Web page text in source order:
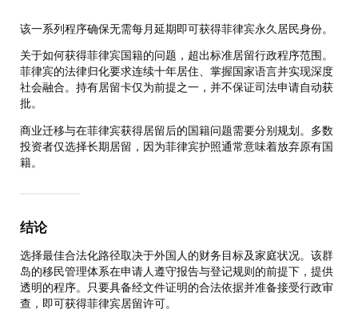
该一系列程序确保无需每月延期即可获得菲律宾永久居民身份。
关于如何获得菲律宾国籍的问题，超出标准居留行政程序范围。
菲律宾的法律归化要求连续十年居住、掌握国家语言并实现深度
社会融合。持有居留卡仅为前提之一，并不保证司法申请自动获
批。
商业迁移与在菲律宾获得居留后的国籍问题需要分别规划。多数
投资者仅选择长期居留，因为菲律宾护照通常意味着放弃原有国
籍。
结论
选择最佳合法化路径取决于外国人的财务目标及家庭状况。该群
岛的移民管理体系在申请人遵守报告与登记规则的前提下，提供
透明的程序。只要具备经文件证明的合法依据并准备接受行政审
查，即可获得菲律宾居留许可。